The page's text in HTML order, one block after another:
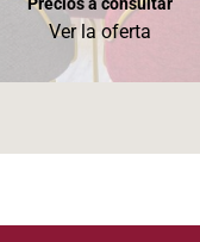
Ver la oferta